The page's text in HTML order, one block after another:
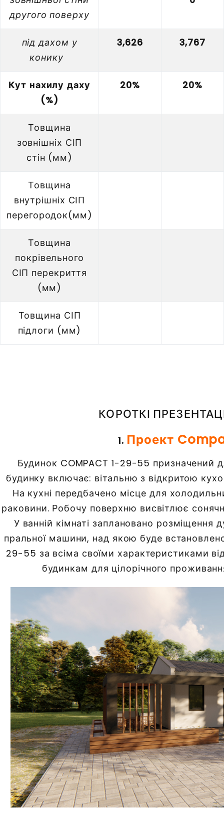
другого поверху
під дахом у
конику
3,626 3,767
Кут нахилу даху
(%)
20% 20%
Товщина
зовнішніх СІП
стін (мм)
Товщина
внутрішніх СІП
перегородок(мм)
Товщина
покрівельного
СІП перекриття
(мм)
Товщина СІП
підлоги (мм)
КОРОТКІ
1. Проект
Будинок COMPACT 1-29-55 призначений
будинку включає: вітальню з відкритою
На кухні передбачено місце для
раковини. Робочу поверхню висвітлює
У ванній кімнаті заплановано розміщення
пральної машини, над якою буде
29-55 за всіма своїми характеристиками
будинкам для цілорічного